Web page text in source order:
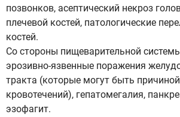
позвонков, асептический некроз
плечевой костей, патологические
костей.
Со стороны пищеварительной
эрозивно-язвенные поражения
тракта (которые могут быть
кровотечений), гепатомегалия,
эзофагит.